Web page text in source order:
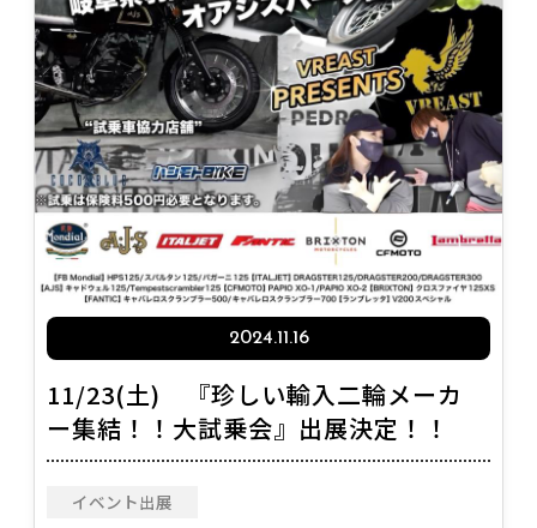
2024.11.16
11/23(土) 『珍しい輸入二輪メーカ
ー集結！！大試乗会』出展決定！！
イベント出展